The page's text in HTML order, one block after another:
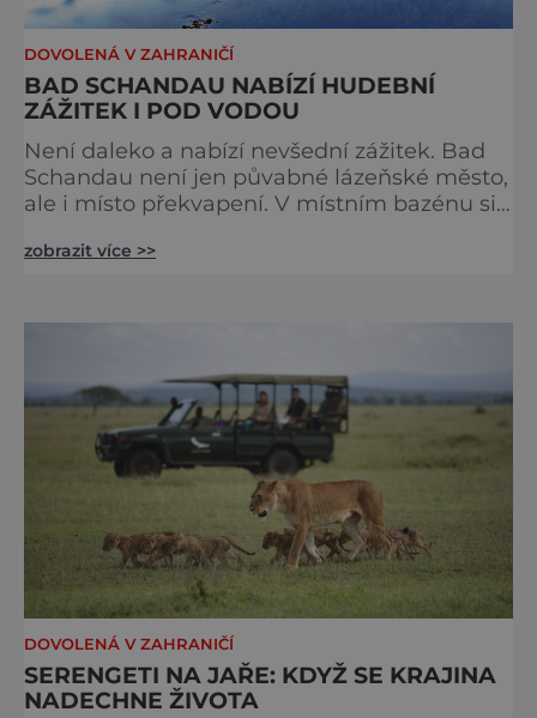
DOVOLENÁ V ZAHRANIČÍ
BAD SCHANDAU NABÍZÍ HUDEBNÍ
ZÁŽITEK I POD VODOU
Není daleko a nabízí nevšední zážitek. Bad
Schandau není jen půvabné lázeňské město,
ale i místo překvapení. V místním bazénu si
vodě. Nádherně osvěžující místo leží jen 8
zobrazit více >>
DOVOLENÁ V ZAHRANIČÍ
SERENGETI NA JAŘE: KDYŽ SE KRAJINA
NADECHNE ŽIVOTA